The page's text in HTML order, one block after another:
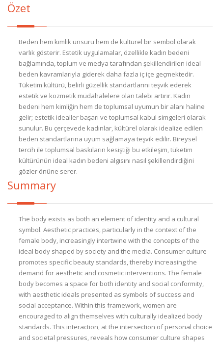
Özet
Beden hem kimlik unsuru hem de kültürel bir sembol olarak
varlık gösterir. Estetik uygulamalar, özellikle kadın bedeni
bağlamında, toplum ve medya tarafından şekillendirilen ideal
beden kavramlarıyla giderek daha fazla iç içe geçmektedir.
Tüketim kültürü, belirli güzellik standartlarını teşvik ederek
estetik ve kozmetik müdahalelere olan talebi artırır. Kadın
bedeni hem kimliğin hem de toplumsal uyumun bir alanı haline
gelir; estetik idealler başarı ve toplumsal kabul simgeleri olarak
sunulur. Bu çerçevede kadınlar, kültürel olarak idealize edilen
beden standartlarına uyum sağlamaya teşvik edilir. Bireysel
tercih ile toplumsal baskıların kesiştiği bu etkileşim, tüketim
kültürünün ideal kadın bedeni algısını nasıl şekillendirdiğini
gözler önüne serer.
Summary
The body exists as both an element of identity and a cultural
symbol. Aesthetic practices, particularly in the context of the
female body, increasingly intertwine with the concepts of the
ideal body shaped by society and the media. Consumer culture
promotes specific beauty standards, thereby increasing the
demand for aesthetic and cosmetic interventions. The female
body becomes a space for both identity and social conformity,
with aesthetic ideals presented as symbols of success and
social acceptance. Within this framework, women are
encouraged to align themselves with culturally idealized body
standards. This interaction, at the intersection of personal choice
and societal pressures, reveals how consumer culture shapes